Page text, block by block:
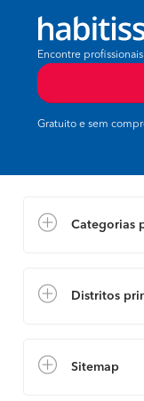
Encontre
Gratuito e sem
Categorias
Distritos
Sitemap